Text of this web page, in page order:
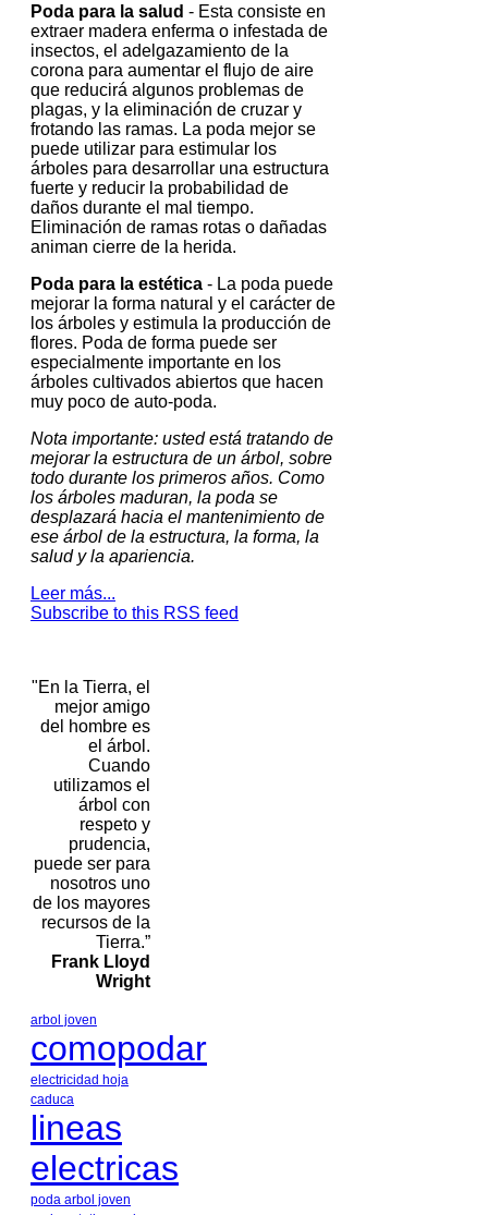
Poda para la salud - Esta consiste en
extraer madera enferma o infestada de
insectos, el adelgazamiento de la
corona para aumentar el flujo de aire
que reducirá algunos problemas de
plagas, y la eliminación de cruzar y
frotando las ramas. La poda mejor se
puede utilizar para estimular los
árboles para desarrollar una estructura
fuerte y reducir la probabilidad de
daños durante el mal tiempo.
Eliminación de ramas rotas o dañadas
animan cierre de la herida.
Poda para la estética - La poda puede
mejorar la forma natural y el carácter de
los árboles y estimula la producción de
flores. Poda de forma puede ser
especialmente importante en los
árboles cultivados abiertos que hacen
muy poco de auto-poda.
Nota importante: usted está tratando de
mejorar la estructura de un árbol, sobre
todo durante los primeros años. Como
los árboles maduran, la poda se
desplazará hacia el mantenimiento de
ese árbol de la estructura, la forma, la
salud y la apariencia.
Leer más...
Subscribe to this RSS feed
"En la Tierra, el
mejor amigo
del hombre es
el árbol.
Cuando
utilizamos el
árbol con
respeto y
prudencia,
puede ser para
nosotros uno
de los mayores
recursos de la
Tierra.”
Frank Lloyd
Wright
arbol joven
comopodar
electricidad hoja
caduca
lineas
electricas
poda arbol joven